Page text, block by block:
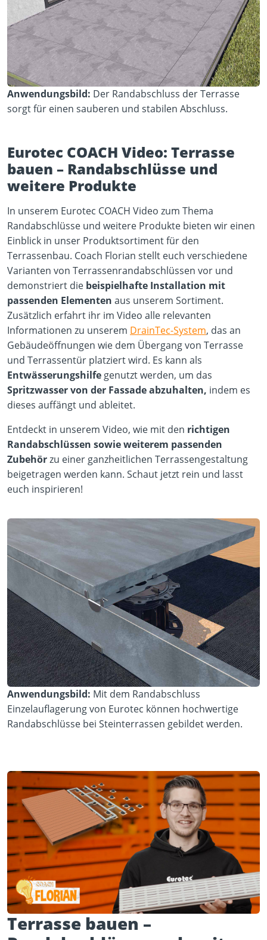
Anwendungsbild: Der Randabschluss der Terrasse
sorgt für einen sauberen und stabilen Abschluss.
Eurotec COACH Video: Terrasse
bauen – Randabschlüsse und
weitere Produkte
In unserem Eurotec COACH Video zum Thema
Randabschlüsse und weitere Produkte bieten wir einen
Einblick in unser Produktsortiment für den
Terrassenbau. Coach Florian stellt euch verschiedene
Varianten von Terrassenrandabschlüssen vor und
demonstriert die beispielhafte Installation mit
passenden Elementen aus unserem Sortiment.
Zusätzlich erfahrt ihr im Video alle relevanten
Informationen zu unserem DrainTec-System, das an
Gebäudeöffnungen wie dem Übergang von Terrasse
und Terrassentür platziert wird. Es kann als
Entwässerungshilfe genutzt werden, um das
Spritzwasser von der Fassade abzuhalten, indem es
dieses auffängt und ableitet.
Entdeckt in unserem Video, wie mit den richtigen
Randabschlüssen sowie weiterem passenden
Zubehörzu einer ganzheitlichen Terrassengestaltung
beigetragen werden kann. Schaut jetzt rein und lasst
euch inspirieren!
Anwendungsbild: Mit dem Randabschluss
Einzelauflagerung von Eurotec können hochwertige
Randabschlüsse bei Steinterrassen gebildet werden.
Terrasse bauen –